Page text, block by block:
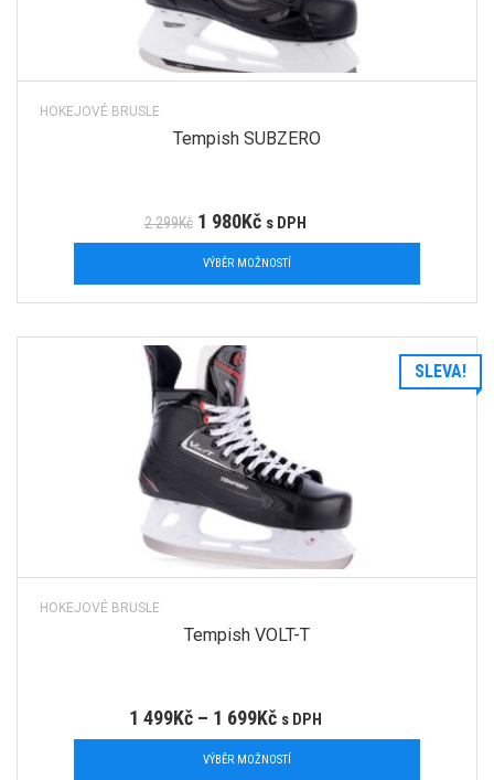
HOKEJOVÉ BRUSLE
Tempish SUBZERO
2 299Kč 1 980Kč s DPH
VÝBĚR MOŽNOSTÍ
SLEVA!
HOKEJOVÉ BRUSLE
Tempish VOLT-T
1 499Kč– 1 699Kč s DPH
VÝBĚR MOŽNOSTÍ